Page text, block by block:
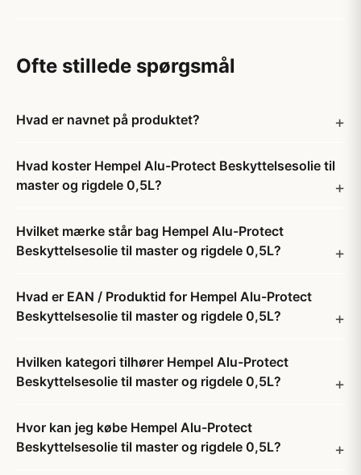
Ofte stillede spørgsmål
Hvad er navnet på produktet?
Hvad koster Hempel Alu-Protect Beskyttelsesolie til
master og rigdele 0,5L?
Hvilket mærke står bag Hempel Alu-Protect
Beskyttelsesolie til master og rigdele 0,5L?
Hvad er EAN / Produktid for Hempel Alu-Protect
Beskyttelsesolie til master og rigdele 0,5L?
Hvilken kategori tilhører Hempel Alu-Protect
Beskyttelsesolie til master og rigdele 0,5L?
Hvor kan jeg købe Hempel Alu-Protect
Beskyttelsesolie til master og rigdele 0,5L?